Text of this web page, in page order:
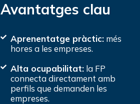
Avantatges clau
Aprenentatge pràctic: més
hores a les empreses.
Alta ocupabilitat: la FP
connecta directament amb
perfils que demanden les
empreses.